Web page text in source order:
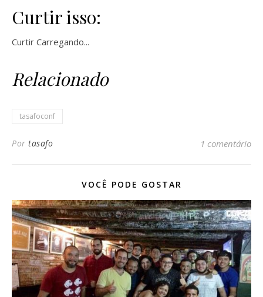
Curtir isso:
Curtir Carregando...
Relacionado
tasafoconf
Por tasafo 1 comentário
VOCÊ PODE GOSTAR